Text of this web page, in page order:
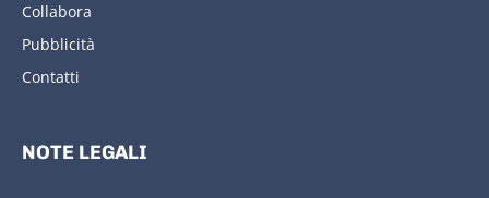
Collabora
Pubblicità
Contatti
NOTE LEGALI